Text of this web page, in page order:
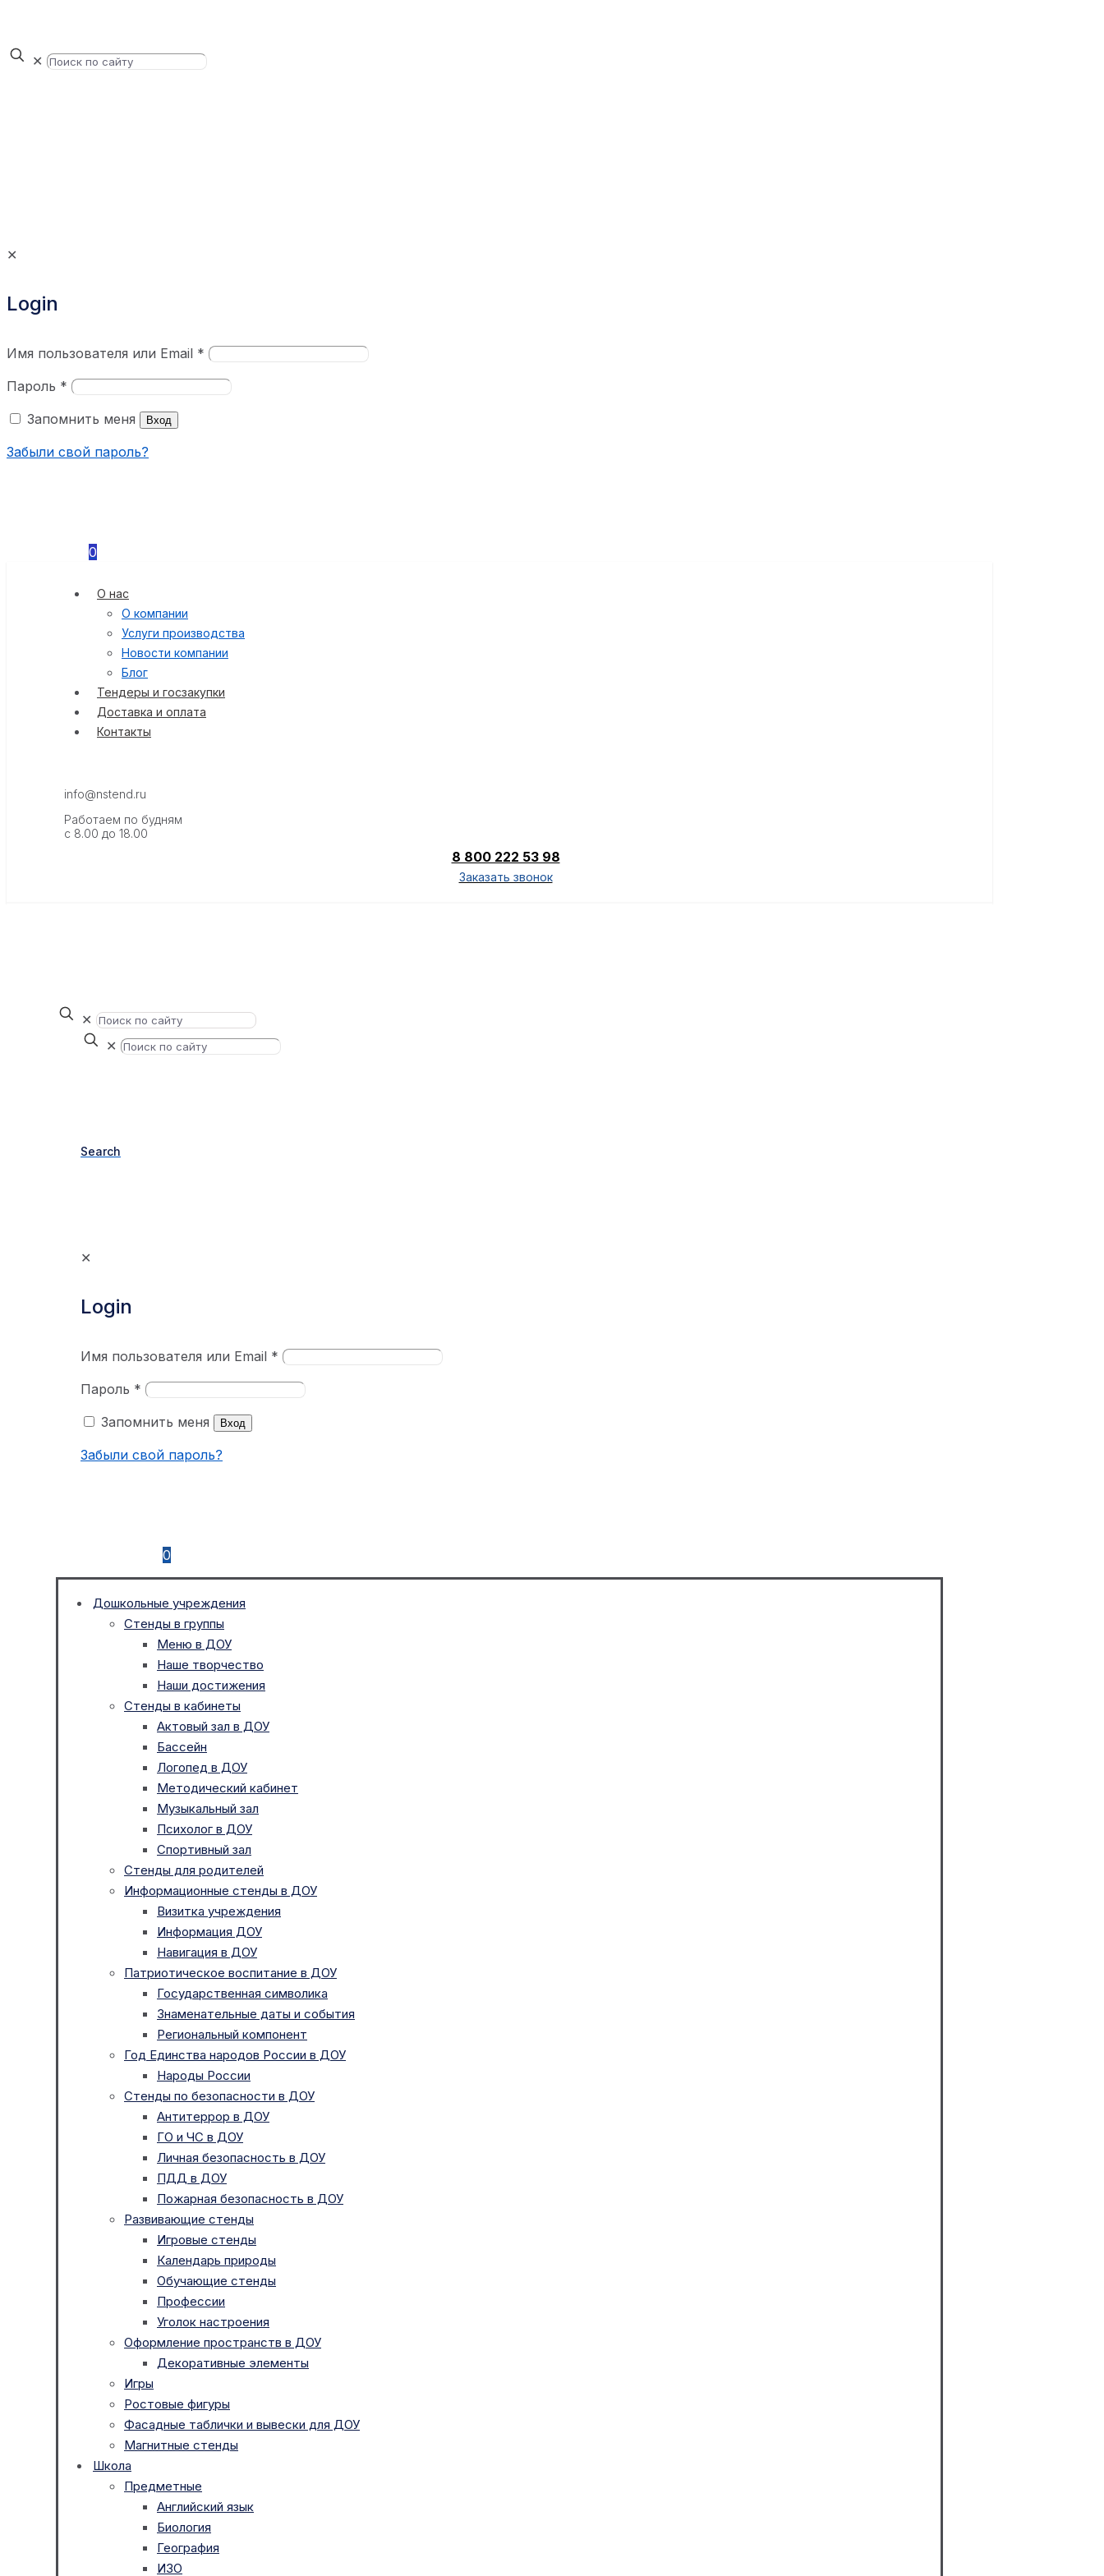
✕
✕
Login
Имя пользователя или Email *
Пароль *
Запомнить меня
Вход
Забыли свой пароль?
0
О нас
О компании
Услуги производства
Новости компании
Блог
Тендеры и госзакупки
Доставка и оплата
Контакты
info@nstend.ru
Работаем по будням
с 8.00 до 18.00
8 800 222 53 98
Заказать звонок
✕
✕
Search
✕
Login
Имя пользователя или Email *
Пароль *
Запомнить меня
Вход
Забыли свой пароль?
0
Дошкольные учреждения
Стенды в группы
Меню в ДОУ
Наше творчество
Наши достижения
Стенды в кабинеты
Актовый зал в ДОУ
Бассейн
Логопед в ДОУ
Методический кабинет
Музыкальный зал
Психолог в ДОУ
Спортивный зал
Стенды для родителей
Информационные стенды в ДОУ
Визитка учреждения
Информация ДОУ
Навигация в ДОУ
Патриотическое воспитание в ДОУ
Государственная символика
Знаменательные даты и события
Региональный компонент
Год Единства народов России в ДОУ
Народы России
Стенды по безопасности в ДОУ
Антитеррор в ДОУ
ГО и ЧС в ДОУ
Личная безопасность в ДОУ
ПДД в ДОУ
Пожарная безопасность в ДОУ
Развивающие стенды
Игровые стенды
Календарь природы
Обучающие стенды
Профессии
Уголок настроения
Оформление пространств в ДОУ
Декоративные элементы
Игры
Ростовые фигуры
Фасадные таблички и вывески для ДОУ
Магнитные стенды
Школа
Предметные
Английский язык
Биология
География
ИЗО